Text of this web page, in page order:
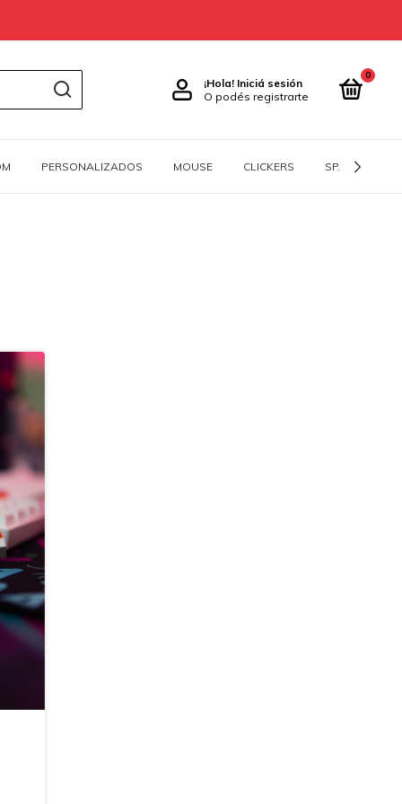
¡Hola! Iniciá sesión
O podés registrarte
0
PERSONALIZADOS MOUSE CLICKERS SPACEBARS